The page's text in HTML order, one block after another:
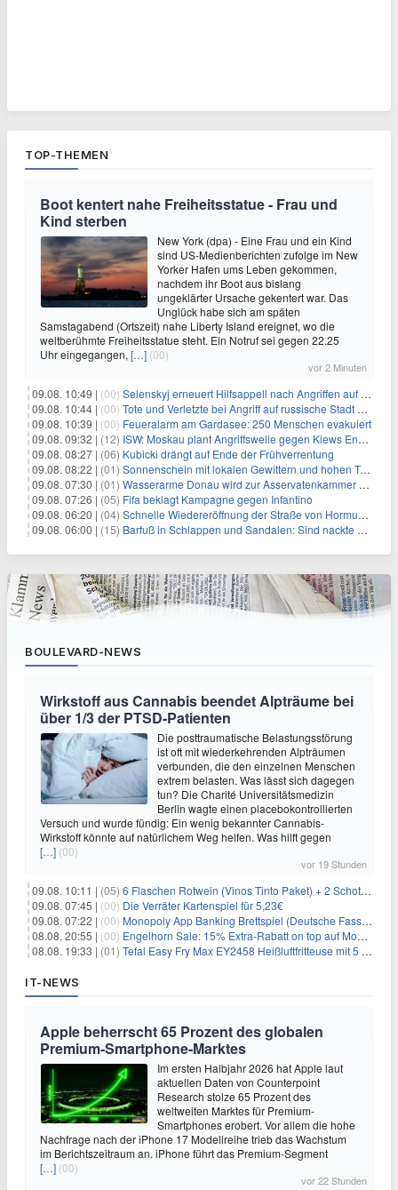
TOP-THEMEN
Boot kentert nahe Freiheitsstatue - Frau und
Kind sterben
New York (dpa) - Eine Frau und ein Kind
sind US-Medienberichten zufolge im New
Yorker Hafen ums Leben gekommen,
nachdem ihr Boot aus bislang
ungeklärter Ursache gekentert war. Das
Unglück habe sich am späten
Samstagabend (Ortszeit) nahe Liberty Island ereignet, wo die
weltberühmte Freiheitsstatue steht. Ein Notruf sei gegen 22.25
Uhr eingegangen, […] (00)
vor 2 Minuten
09.08. 10:49 | (00) Selenskyj erneuert Hilfsappell nach Angriffen auf mehrere Städte
09.08. 10:44 | (00) Tote und Verletzte bei Angriff auf russische Stadt Belgorod
09.08. 10:39 | (00) Feueralarm am Gardasee: 250 Menschen evakuiert
09.08. 09:32 | (12) ISW: Moskau plant Angriffswelle gegen Kiews Energieinfrastruktur
09.08. 08:27 | (06) Kubicki drängt auf Ende der Frühverrentung
09.08. 08:22 | (01) Sonnenschein mit lokalen Gewittern und hohen Temperaturen
09.08. 07:30 | (01) Wasserarme Donau wird zur Asservatenkammer der Geschichte
09.08. 07:26 | (05) Fifa beklagt Kampagne gegen Infantino
09.08. 06:20 | (04) Schnelle Wiedereröffnung der Straße von Hormus ungewiss
09.08. 06:00 | (15) Barfuß in Schlappen und Sandalen: Sind nackte Füße eklig?
BOULEVARD-NEWS
Wirkstoff aus Cannabis beendet Alpträume bei
über 1/3 der PTSD-Patienten
Die posttraumatische Belastungsstörung
ist oft mit wiederkehrenden Alpträumen
verbunden, die den einzelnen Menschen
extrem belasten. Was lässt sich dagegen
tun? Die Charité Universitätsmedizin
Berlin wagte einen placebokontrollierten
Versuch und wurde fündig: Ein wenig bekannter Cannabis-
Wirkstoff könnte auf natürlichem Weg helfen. Was hilft gegen
[…] (00)
vor 19 Stunden
09.08. 10:11 | (05) 6 Flaschen Rotwein (Vinos Tinto Paket) + 2 Schott Zwiesel Gläser für 25,99€ inkl. Versand
09.08. 07:45 | (00) Die Verräter Kartenspiel für 5,23€
09.08. 07:22 | (00) Monopoly App Banking Brettspiel (Deutsche Fassung) für 9,84€
08.08. 20:55 | (00) Engelhorn Sale: 15% Extra-Rabatt on top auf Mode- und Sport-Artikel
08.08. 19:33 | (01) Tefal Easy Fry Max EY2458 Heißluftfritteuse mit 5 Litern für 64,99€
IT-NEWS
Apple beherrscht 65 Prozent des globalen
Premium-Smartphone-Marktes
Im ersten Halbjahr 2026 hat Apple laut
aktuellen Daten von Counterpoint
Research stolze 65 Prozent des
weltweiten Marktes für Premium-
Smartphones erobert. Vor allem die hohe
Nachfrage nach der iPhone 17 Modellreihe trieb das Wachstum
im Berichtszeitraum an. iPhone führt das Premium-Segment
[…] (00)
vor 22 Stunden